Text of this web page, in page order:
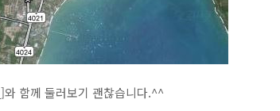
]와 함께 둘러보기 괜찮습니다.^^